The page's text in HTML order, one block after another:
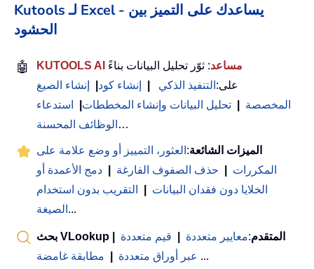
Kutools لـ Excel - يساعدك على التميز بين
الحشود
🤖 KUTOOLS AI مساعد: ثوّر تحليل البيانات بناءً
على: التنفيذ الذكي إنشاء كود
إنشاء الصيغ
المخصصة
تحليل البيانات وإنشاء المخططات
استدعاء
الوظائف المحسنة …
الميزات الشائعة: العثور، التمييز أو وضع علامة على
المكررات
حذف الصفوف الفارغة
دمج الأعمدة أو
الخلايا دون فقدان البيانات
التقريب بدون استخدام
الصيغة ...
بحث VLookup المتقدم:معايير متعددة قيم متعددة
عبر أوراق متعددة
مطابقة غامضة ...